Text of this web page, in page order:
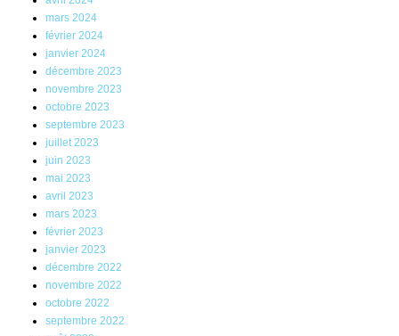
mars 2024
février 2024
janvier 2024
décembre 2023
novembre 2023
octobre 2023
septembre 2023
juillet 2023
juin 2023
mai 2023
avril 2023
mars 2023
février 2023
janvier 2023
décembre 2022
novembre 2022
octobre 2022
septembre 2022